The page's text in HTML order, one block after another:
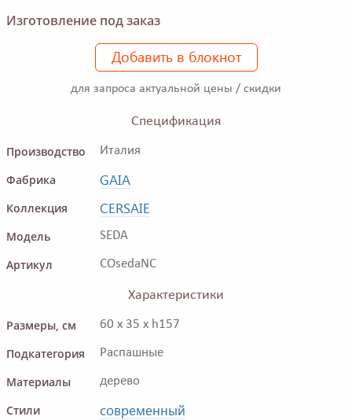
Изготовление под заказ
Добавить в блокнот
для запроса актуальной цены / скидки
Спецификация
Производство
Италия
Фабрика GAIA
Коллекция CERSAIE
Модель SEDA
Артикул COsedaNC
Характеристики
Размеры, см
60 x 35 x h157
Подкатегория Распашные
Материалы дерево
Стили современный